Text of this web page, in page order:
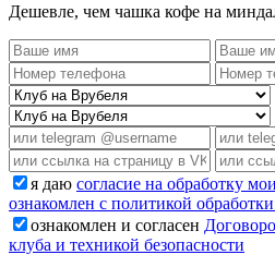
Дешевле, чем чашка кофе на
я даю согласие на обработку
ознакомлен с политикой
ознакомлен и согласен
клуба и техникой безопасности